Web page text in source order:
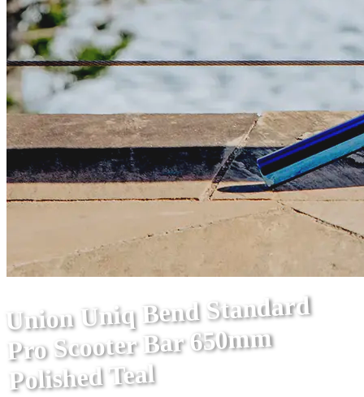
Union Uniq Bend Standard
Pro Scooter Bar 650mm
Polished Teal